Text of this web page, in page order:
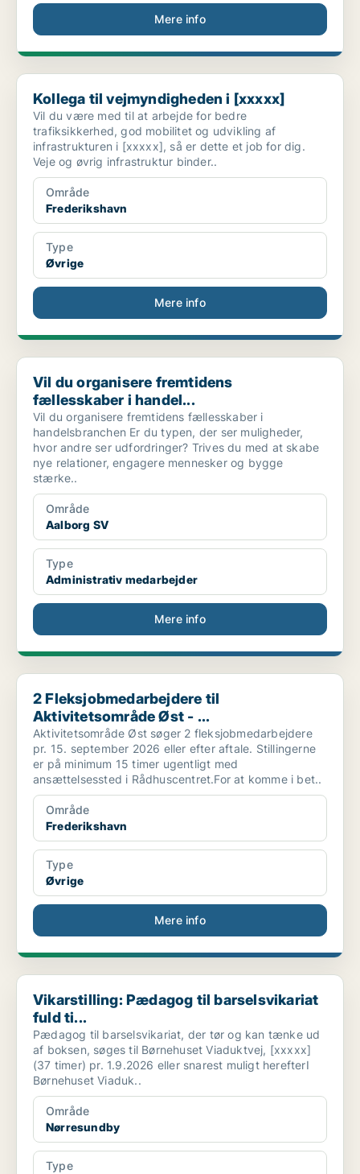
Mere info
Kollega til vejmyndigheden i [xxxxx]
Kollega til vejmyndigheden i [xxxxx]
Vil du være med til at arbejde for bedre
trafiksikkerhed, god mobilitet og udvikling af
infrastrukturen i [xxxxx], så er dette et job for dig.
Veje og øvrig infrastruktur binder..
Område
Frederikshavn
Type
Øvrige
Mere info
Vil du organisere fremtidens fællesskaber i handel...
Vil du organisere fremtidens
fællesskaber i handel...
Vil du organisere fremtidens fællesskaber i
handelsbranchen Er du typen, der ser muligheder,
hvor andre ser udfordringer? Trives du med at skabe
nye relationer, engagere mennesker og bygge
stærke..
Område
Aalborg SV
Type
Administrativ medarbejder
Mere info
2 Fleksjobmedarbejdere til Aktivitetsområde Øst - ...
2 Fleksjobmedarbejdere til
Aktivitetsområde Øst - ...
Aktivitetsområde Øst søger 2 fleksjobmedarbejdere
pr. 15. september 2026 eller efter aftale. Stillingerne
er på minimum 15 timer ugentligt med
ansættelsessted i Rådhuscentret.For at komme i bet..
Område
Frederikshavn
Type
Øvrige
Mere info
Vikarstilling: Pædagog til barselsvikariat fuld ti...
Vikarstilling: Pædagog til barselsvikariat
fuld ti...
Pædagog til barselsvikariat, der tør og kan tænke ud
af boksen, søges til Børnehuset Viaduktvej, [xxxxx]
(37 timer) pr. 1.9.2026 eller snarest muligt herefterI
Børnehuset Viaduk..
Område
Nørresundby
Type